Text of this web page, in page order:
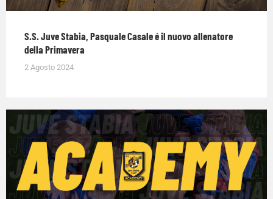
S.S. Juve Stabia, Pasquale Casale é il nuovo allenatore
della Primavera
2 Agosto 2024